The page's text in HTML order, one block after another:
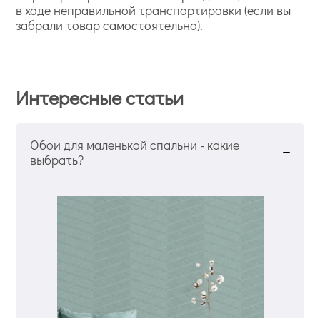
в ходе неправильной транспортировки (если вы
забрали товар самостоятельно).
Интересные статьи
Обои для маленькой спальни - какие
выбрать?